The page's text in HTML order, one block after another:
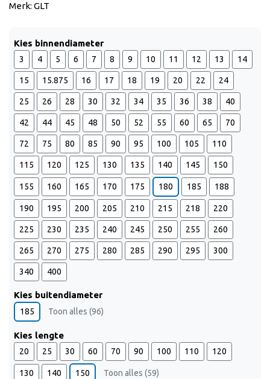
Merk: GLT
Kies binnendiameter
3 4 5 6 7 8 9 10 11 12 13 14
15 15.875 16 17 18 19 20 22 24
25 26 28 30 32 34 35 36 38 40
42 44 45 48 50 52 55 60 65 70
72 75 80 85 90 95 100 105 110
115 120 125 130 135 140 145 150
155 160 165 170 175 180 185 188
190 195 200 205 210 215 218 220
225 230 235 240 245 250 255 260
265 270 275 280 285 290 295 300
340 400
Kies buitendiameter
185 Toon alles (96)
Kies lengte
20 25 30 60 70 90 100 110 120
130 140 150 Toon alles (59)